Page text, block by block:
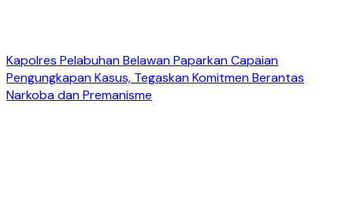
Kapolres Pelabuhan Belawan Paparkan Capaian
Pengungkapan Kasus, Tegaskan Komitmen Berantas
Narkoba dan Premanisme